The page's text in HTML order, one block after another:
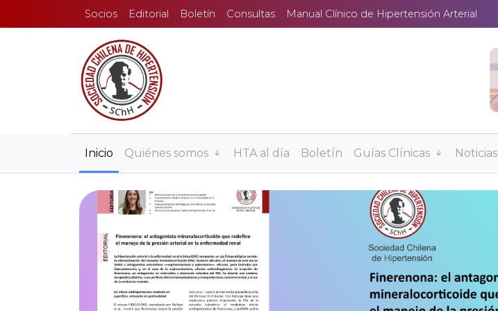
Socios Editorial Boletín Consultas Manual Clínico de Hipertensión Arterial
Inicio Quiénes somos HTA al día Boletín Guías Clínicas Noticias